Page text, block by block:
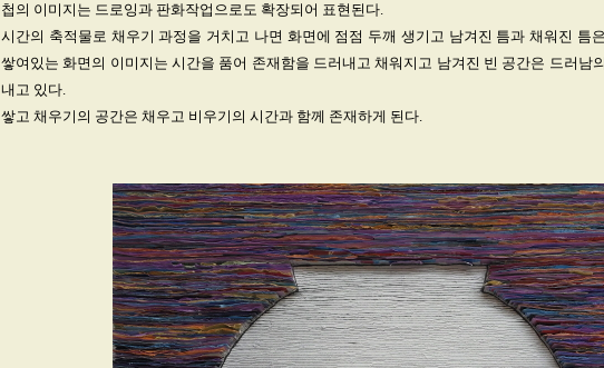
첩의 이미지는 드로잉과 판화작업으로도 확장되어 표현된다.
시간의 축적물로 채우기 과정을 거치고 나면 화면에 점점 두깨 생기고 남겨진 틈과 채워진 틈
쌓여있는 화면의 이미지는 시간을 품어 존재함을 드러내고 채워지고 남겨진 빈 공간은 드러남
내고 있다.
쌓고 채우기의 공간은 채우고 비우기의 시간과 함께 존재하게 된다.